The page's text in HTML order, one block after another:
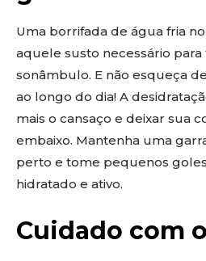
Uma borrifada de água fria
aquele susto necessário
sonâmbulo. E não esqueça
ao longo do dia! A
mais o cansaço e deixar sua
embaixo. Mantenha uma
perto e tome pequenos
hidratado e ativo.
Cuidado com